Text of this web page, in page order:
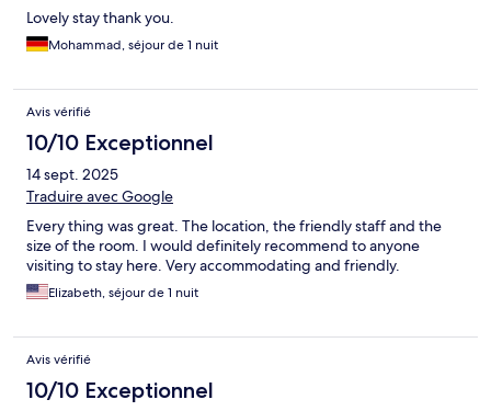
Lovely stay thank you.
Mohammad, séjour de 1 nuit
Avis vérifié
10/10 Exceptionnel
14 sept. 2025
Traduire avec Google
Every thing was great. The location, the friendly staff and the
size of the room. I would definitely recommend to anyone
visiting to stay here. Very accommodating and friendly.
Elizabeth, séjour de 1 nuit
Avis vérifié
10/10 Exceptionnel